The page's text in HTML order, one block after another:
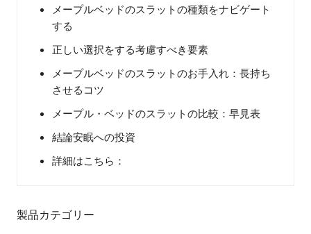
メープルベッドのスラットの種類をナビゲート
する
正しい選択をする考慮すべき要素
メープルベッドのスラットのお手入れ：長持ち
させるコツ
メープル・ベッドのスラットの比較：早見表
結論安眠への投資
詳細はこちら：
製品カテゴリー